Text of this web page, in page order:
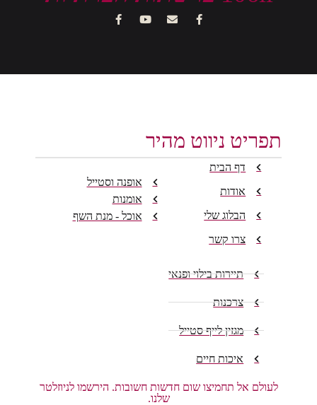
תפריט ניווט מהיר
דף הבית
אודות
הבלוג שלי
צרו קשר
אופנה וסטייל
אומנות
אוכל - מנת השף
תיירות בילוי ופנאי
צרכנות
מגזין לייף סטייל
איכות חיים
לעולם אל תחמיצו שום חדשות חשובות. הירשמו לניוזלטר
שלנו.